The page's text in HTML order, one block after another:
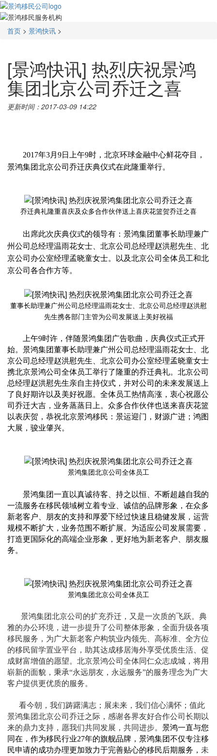
首页 > 景鸿快讯 >
[景鸿快讯] 热烈庆祝景鸿
集团北京公司乔迁之喜
更新时间：2017-03-09 14:22
201 7年3月 9日 上午9时 ， 北京环球金融中心鲜花夺目，
景鸿集团北京公司乔迁庆典仪式在此隆重举行。
乔迁典礼隆重喜庆及众多合作伙伴送上喜庆花篮贺乔迁之喜
出席此次庆典仪式的领导有：景鸿集团董事长助理兼广
州公司总经理温雨花女士、北京公司总经理赵洪慰先生、北
京公司办公室经理孟晓童女士。以及北京公司全体员工和北
京公司各合作方等。
董事长助理兼广州公司总经理温雨花女士、北京公司总经理赵洪慰
先生携各部门主管为公司发展送上美好祝福
上午9时许，伴随景鸿集团广告歌曲，庆典仪式正式开
始。景鸿集团董事长助理兼广州公司总经理温雨花女士、北
京公司总经理赵洪慰先生、北京公司办公室经理孟晓童女士
携北京景鸿公司全体员工举行了隆重的乔迁典礼。北京公司
总经理赵洪慰先生亲自主持仪式，并对公司的未来发展送上
了良好期许以及美好祝愿。全体员工热情高涨，衷心祝愿公
司乔迁大吉，业务蒸蒸日上。众多合作伙伴也送来喜庆花篮
以表庆贺，恭祝北京景鸿移民：景运迎门，财源广进；鸿图
大展，骏业肇兴。
景鸿集团北京公司全体员工
景鸿集团一直以真诚待客、持之以恒、不断超越自我的
一流服务在移民领域树立着专业、诚信的品牌形象，在众多
新老客户、朋友的支持和厚爱下经过快速且稳健发展，运营
规模不断扩大，业务范围不断扩展。为适应公司发展需要，
打造更国际化的高端企业形象，更好地为新老客户、朋友服
务。
景鸿集团北京公司全体员工
景鸿集团北京公司的扩充乔迁，又是一次质的飞跃。典
雅的办公环境，进一步提升了公司整体形象，全面升级各项
移民服务，为广大新老客户构筑业内领先、高标准、全方位
的移民留学置业平台，助其达成移居海外享受优质生活、促
成财富增值的愿望。北京景鸿公司全体同仁众志成城，将用
崭新的面貌，秉承“永远朋友，永远服务”的服务理念为广大
客户提供更优质的服务。
看今朝，我们踌躇满志；展未来，我们信心满怀；值此
景鸿集团北京公司乔迁之际，感谢各界友好合作公司长期以
来的鼎力支持，愿我们共同发展，共同进步。 景鸿一直与您
同在，作为移民行业27年的旗舰品牌，景鸿集团不仅专注移
民申请的成功办理更加致力于完善贴心的移民后期服务， 未